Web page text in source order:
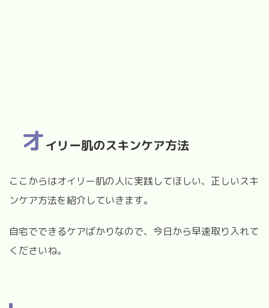
オイリー肌のスキンケア方法
ここからはオイリー肌の人に実践してほしい、正しいスキ
ンケア方法を紹介していきます。
自宅でできるケアばかりなので、今日から早速取り入れて
くださいね。